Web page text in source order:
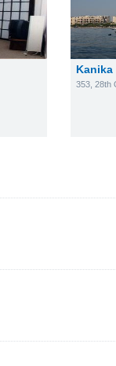
Kanika
353, 28th